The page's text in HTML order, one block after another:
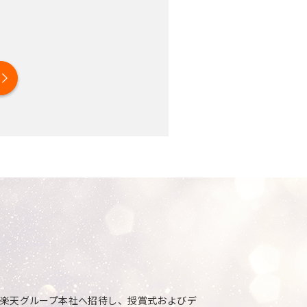
天グループ本社へ招待し、授賞式およびデ